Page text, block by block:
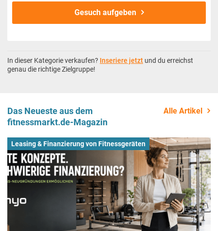
Gesuch aufgeben
In dieser Kategorie verkaufen? Inseriere jetzt und du erreichst
genau die richtige Zielgruppe!
Das Neueste aus dem
fitnessmarkt.de-Magazin
Alle Artikel
Leasing & Finanzierung von Fitnessgeräten